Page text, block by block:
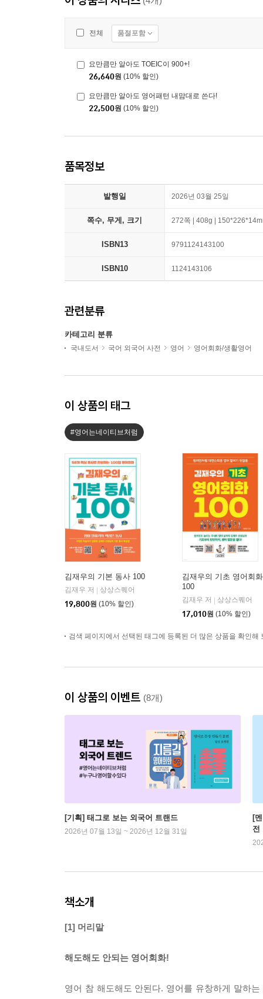
전체 품절포함
요만큼만 알아도 TOEIC이 900+!
26,640원 (10% 할인)
요만큼만 알아도 영어패턴 내맘대로 쓴다!
22,500원 (10% 할인)
품목정보
발행일 2026년 03월 25일
쪽수, 무게, 크기 272쪽 | 408g |
ISBN13 9791124143100
ISBN10 1124143106
관련분류
카테고리 분류
국내도서 국어 외국어 사전 영어 영어회화/생활영어
이 상품의 태그
#영어는네이티브처럼
김재우의 기본 동사 100
김재우 저
상상스퀘어
19,800원 (10% 할인)
김재우의 기초 영어회화
100
김재우 저
상상스퀘어
17,010원 (10% 할인)
검색 페이지에서 선택된 태그에 등록된 더 많은 상품을 확인해
이 상품의 이벤트 (8개)
[기획] 태그로 보는 외국어 트랜드
2026년 07월 13일 ~ 2026년 12월 31일
[
전
책소개
[1] 머리말
해도해도 안되는 영어회화!
영어 참 해도해도 안된다. 영어를 유창하게 말하